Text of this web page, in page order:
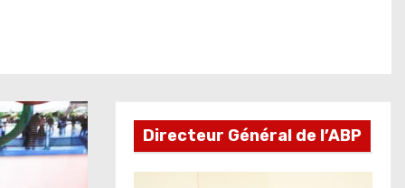
Directeur Général de l’ABP